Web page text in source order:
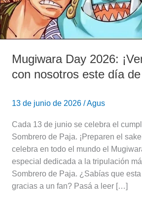
Mugiwara Day 2026:
con nosotros este día
13 de junio de 2026 /Agus
Cada 13 de junio se celebra el
Sombrero de Paja. ¡Preparen el
celebra en todo el mundo el
especial dedicada a la tripulación
Sombrero de Paja. ¿Sabías que
gracias a un fan? Pasá a leer […]